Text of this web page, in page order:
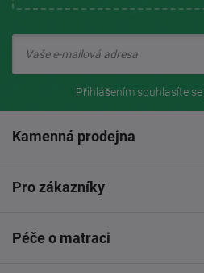
Přihlášením souhlasíte se
Kamenná prodejna
Pro zákazníky
Péče o matraci